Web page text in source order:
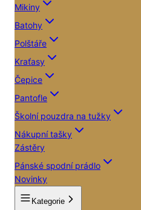
Mikiny
Batohy
Polštáře
Kraťasy
Čepice
Pantofle
Školní pouzdra na tužky
Nákupní tašky
Zástěry
Pánské spodní prádlo
Novinky
Kategorie